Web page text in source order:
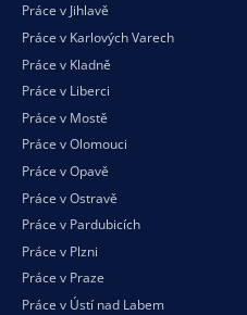
Práce v Jihlavě
Práce v Karlových Varech
Práce v Kladně
Práce v Liberci
Práce v Mostě
Práce v Olomouci
Práce v Opavě
Práce v Ostravě
Práce v Pardubicích
Práce v Plzni
Práce v Praze
Práce v Ústí nad Labem